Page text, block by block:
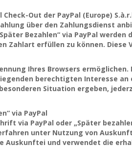
Out der PayPal (Europe)
über den Zahlungsdienst
Bezahlen“ via PayPal
erfüllen zu können.
Ihres Browsers
berechtigten Interesse
Situation ergeben,
via PayPal
via PayPal oder „Später
unter Nutzung von
Auskunftei und verwendet die